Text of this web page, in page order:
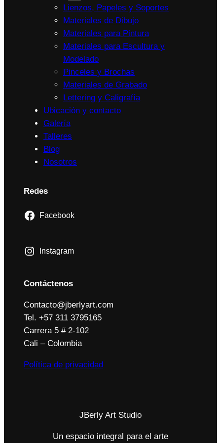
Lienzos, Papeles y Soportes
Materiales de Dibujo
Materiales para Pintura
Materiales para Escultura y
Modelado
Pinceles y Brochas
Materiales de Grabado
Lettering y Caligrafía
Ubicación y contacto
Galería
Talleres
Blog
Nosotros
Redes
Facebook
Instagram
Contáctenos
Contacto@jberlyart.com
Tel. +57 311 3795165
Carrera 5 # 2-102
Cali – Colombia
Política de privacidad
JBerly Art Studio
Un espacio integral para el arte